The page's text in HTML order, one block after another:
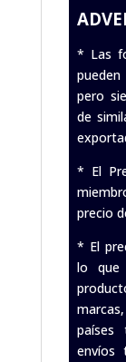
* Las
pero
de
* El
precio
* El
lo que
países
envíos